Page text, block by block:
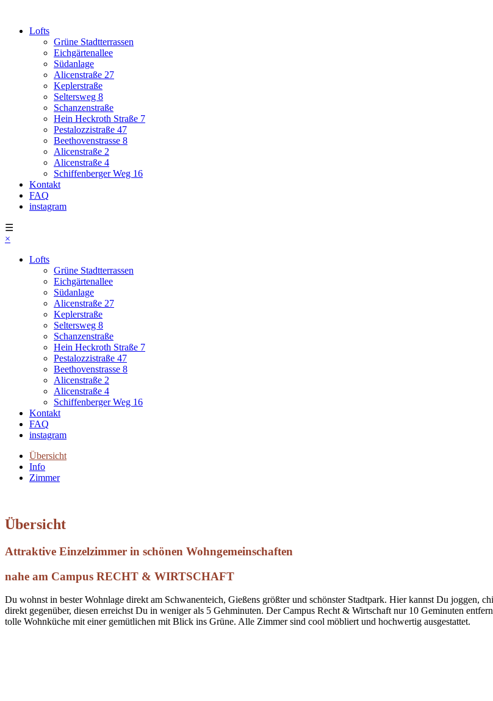
Lofts
Grüne Stadtterrassen
Eichgärtenallee
Südanlage
Alicenstraße 27
Keplerstraße
Seltersweg 8
Schanzenstraße
Hein Heckroth Straße 7
Pestalozzistraße 47
Beethovenstrasse 8
Alicenstraße 2
Alicenstraße 4
Schiffenberger Weg 16
Kontakt
FAQ
instagram
☰
×
Lofts
Grüne Stadtterrassen
Eichgärtenallee
Südanlage
Alicenstraße 27
Keplerstraße
Seltersweg 8
Schanzenstraße
Hein Heckroth Straße 7
Pestalozzistraße 47
Beethovenstrasse 8
Alicenstraße 2
Alicenstraße 4
Schiffenberger Weg 16
Kontakt
FAQ
instagram
Übersicht
Info
Zimmer
Übersicht
Attraktive Einzelzimmer in schönen Wohngemeinschaften
nahe am Campus RECHT & WIRTSCHAFT
Du wohnst in bester Wohnlage direkt am Schwanenteich, Gießens größter und schönster Stadtpark. Hier kannst Du joggen,
direkt gegenüber, diesen erreichst Du in weniger als 5 Gehminuten. Der Campus Recht & Wirtschaft nur 10 Geminuten
tolle Wohnküche mit einer gemütlichen mit Blick ins Grüne. Alle Zimmer sind cool möbliert und hochwertig ausgestattet.